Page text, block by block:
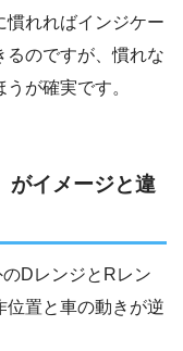
慣れればインジケー
るのですが、慣れな
が確実です。
がイメージと違
DレンジとRレン
位置と車の動きが逆